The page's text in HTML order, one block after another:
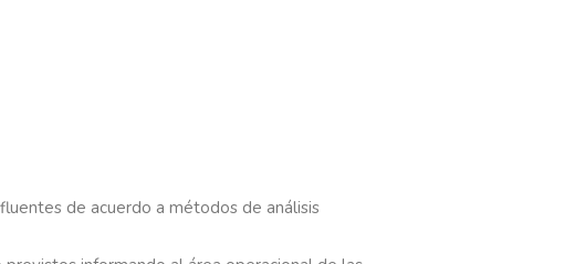
de acuerdo a métodos de análisis